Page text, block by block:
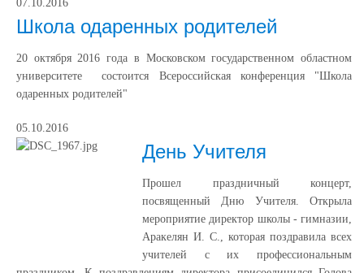
07.10.2016
Школа одаренных родителей
20 октября 2016 года в Московском государственном областном
университете состоится Всероссийская конференция "Школа
одаренных родителей"
05.10.2016
День Учителя
Прошел праздничный концерт,
посвященный Дню Учителя. Открыла
мероприятие директор школы - гимназии,
Аракелян И. С., которая поздравила всех
учителей с их профессиональным